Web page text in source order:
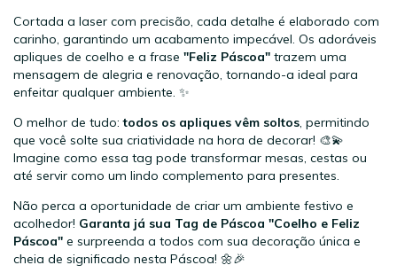
Cortada a laser com precisão, cada detalhe é elaborado com
carinho, garantindo um acabamento impecável. Os adoráveis
apliques de coelho e a frase "Feliz Páscoa" trazem uma
mensagem de alegria e renovação, tornando-a ideal para
enfeitar qualquer ambiente. ✨
O melhor de tudo:todos os apliques vêm soltos , permitindo
que você solte sua criatividade na hora de decorar! 🎨💫
Imagine como essa tag pode transformar mesas, cestas ou
até servir como um lindo complemento para presentes.
Não perca a oportunidade de criar um ambiente festivo e
acolhedor! Garanta já sua Tag de Páscoa "Coelho e Feliz
Páscoa" e surpreenda a todos com sua decoração única e
cheia de significado nesta Páscoa! 🌼🎉